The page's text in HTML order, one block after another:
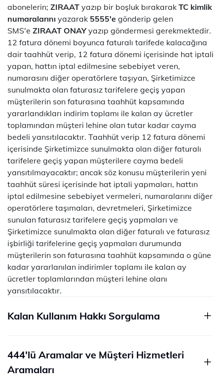
abonelerin; ZIRAAT yazıp bir boşluk bırakarak TC kimlik
numaralarını yazarak 5555'e gönderip gelen
SMS'e ZIRAAT ONAYyazıp göndermesi gerekmektedir.
12 fatura dönemi boyunca faturalı tarifede kalacağına
dair taahhüt verip, 12 fatura dönemi içerisinde hat iptali
yapan, hattın iptal edilmesine sebebiyet veren,
numarasını diğer operatörlere taşıyan, Şirketimizce
sunulmakta olan faturasız tarifelere geçiş yapan
müşterilerin son faturasına taahhüt kapsamında
yararlandıkları indirim toplamı ile kalan ay ücretler
toplamından müşteri lehine olan tutar kadar cayma
bedeli yansıtılacaktır. Taahhüt verip 12 fatura dönemi
içerisinde Şirketimizce sunulmakta olan diğer faturalı
tarifelere geçiş yapan müşterilere cayma bedeli
yansıtılmayacaktır; ancak söz konusu müşterilerin yeni
taahhüt süresi içerisinde hat iptali yapmaları, hattın
iptal edilmesine sebebiyet vermeleri, numaralarını diğer
operatörlere taşımaları, devretmeleri, Şirketimizce
sunulan faturasız tarifelere geçiş yapmaları ve
Şirketimizce sunulmakta olan diğer faturalı ve faturasız
işbirliği tarifelerine geçiş yapmaları durumunda
müşterilerin son faturasına taahhüt kapsamında o güne
kadar yararlanılan indirimler toplamı ile kalan ay
ücretler toplamlarından müşteri lehine olanı
yansıtılacaktır.
Kalan Kullanım Hakkı Sorgulama
444'lü Aramalar ve Müşteri Hizmetleri
Aramaları